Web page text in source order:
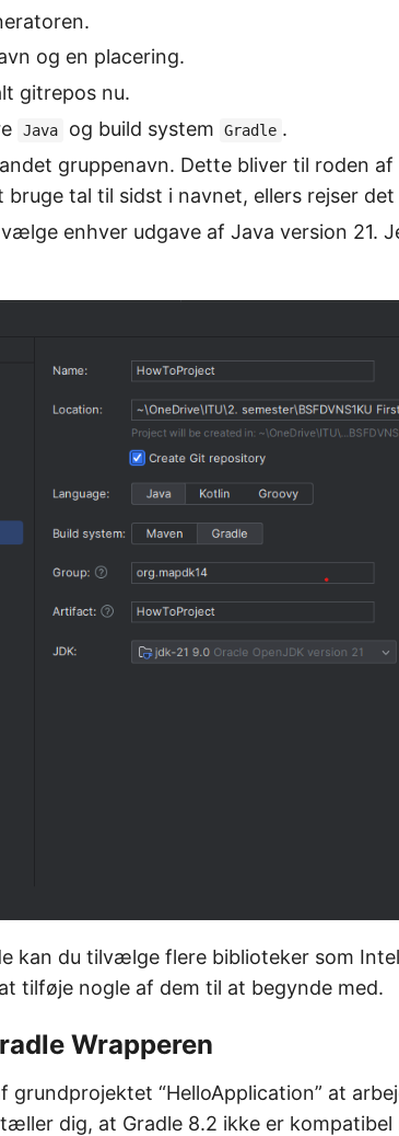
og en placering.
gitrepos nu.
Java og build system Gradle .
gruppenavn. Dette bliver til roden
bruge tal til sidst i navnet, ellers rejser det
enhver udgave af Java version 21.
kan du tilvælge flere biblioteker som
tilføje nogle af dem til at begynde med.
Wrapperen
grundprojektet “HelloApplication” at
dig, at Gradle 8.2 ikke er kompatibel